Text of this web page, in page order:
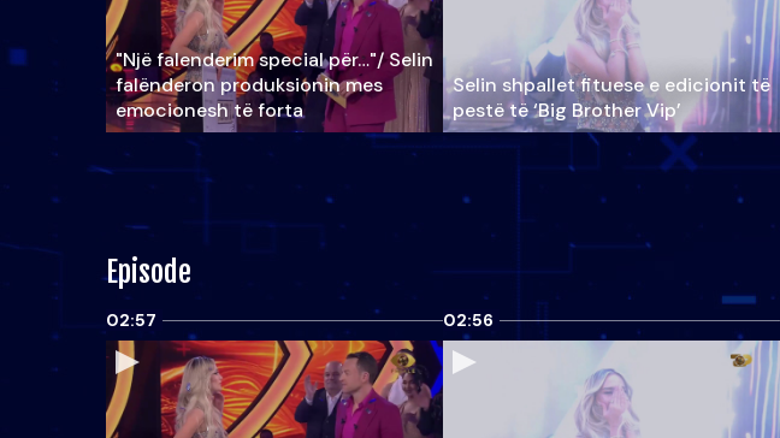
"Një falenderim special për…"/ Selin
falënderon produksionin mes
emocionesh të forta
Selin shpallet fituese e edicionit të
pestë të ‘Big Brother Vip’
Episode
02:57 02:56